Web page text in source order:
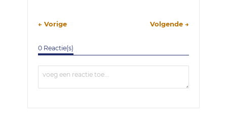
← Vorige Volgende →
0 Reactie(s)